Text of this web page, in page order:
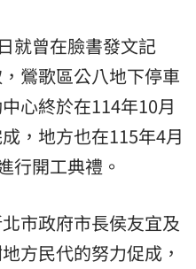
就曾在臉書發文記
鶯歌區公八地下停車
心終於在114年10月
，地方也在115年4月
行開工典禮。
市政府市長侯友宜及
方民代的努力促成，